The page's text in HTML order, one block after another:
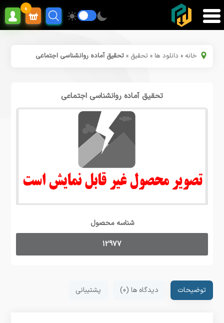
0
خانه » دانلود ها » تحقیق »تحقیق آماده روانشناسی اجتماعی
تحقیق آماده روانشناسی اجتماعی
شناسه محصول
12977
توضیحات دیدگاه ها (0) پشتیبانی